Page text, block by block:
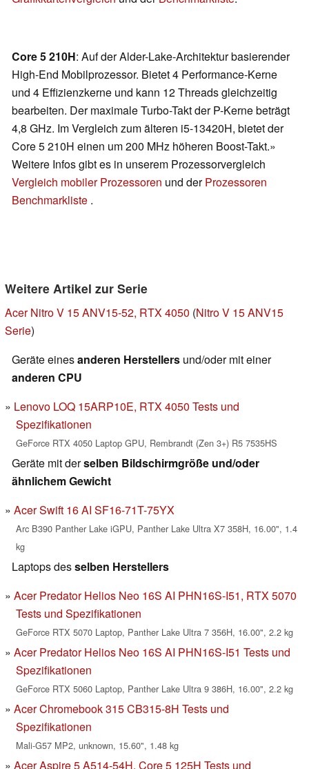
Core 5 210H: Auf der Alder-Lake-Architektur basierender
High-End Mobilprozessor. Bietet 4 Performance-Kerne
und 4 Effizienzkerne und kann 12 Threads gleichzeitig
bearbeiten. Der maximale Turbo-Takt der P-Kerne beträgt
4,8 GHz. Im Vergleich zum älteren i5-13420H, bietet der
Core 5 210H einen um 200 MHz höheren Boost-Takt.»
Weitere Infos gibt es in unserem Prozessorvergleich
Vergleich mobiler Prozessoren und derProzessoren
Benchmarkliste .
Weitere Artikel zur Serie
Acer Nitro V 15 ANV15-52, RTX 4050 (Nitro V 15 ANV15
Serie)
Geräte einesanderen Herstellers und/oder mit einer
anderen CPU
Lenovo LOQ 15ARP10E, RTX 4050 Tests und
Spezifikationen
GeForce RTX 4050 Laptop GPU, Rembrandt (Zen 3+) R5 7535HS
Geräte mit derselben Bildschirmgröße und/oder
ähnlichem Gewicht
Acer Swift 16 AI SF16-71T-75YX
Arc B390 Panther Lake iGPU, Panther Lake Ultra X7 358H, 16.00", 1.4
kg
Laptops desselben Herstellers
Acer Predator Helios Neo 16S AI PHN16S-I51, RTX 5070
Tests und Spezifikationen
GeForce RTX 5070 Laptop, Panther Lake Ultra 7 356H, 16.00", 2.2 kg
Acer Predator Helios Neo 16S AI PHN16S-I51 Tests und
Spezifikationen
GeForce RTX 5060 Laptop, Panther Lake Ultra 9 386H, 16.00", 2.2 kg
Acer Chromebook 315 CB315-8H Tests und
Spezifikationen
Mali-G57 MP2, unknown, 15.60", 1.48 kg
Acer Aspire 5 A514-54H, Core 5 125H Tests und